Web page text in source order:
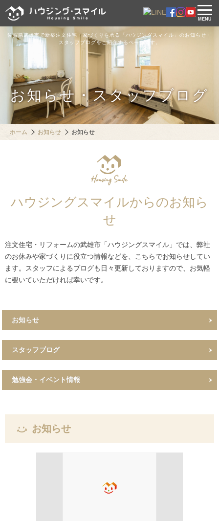
佐賀県武雄市で新築注文住宅・家づくりを承る「ハウジングスマイル」のお知らせ・
スタッフブログをご紹介するページです。
お知らせ・スタッフブログ
MENU
ホーム お知らせ お知らせ
ハウジングスマイルからのお知ら
せ
注文住宅・リフォームの武雄市「ハウジングスマイル」では、弊社
のお休みや家づくりに役立つ情報などを、こちらでお知らせしてい
ます。スタッフによるブログも日々更新しておりますので、お気軽
に覗いていただければ幸いです。
お知らせ
スタッフブログ
勉強会・イベント情報
お知らせ